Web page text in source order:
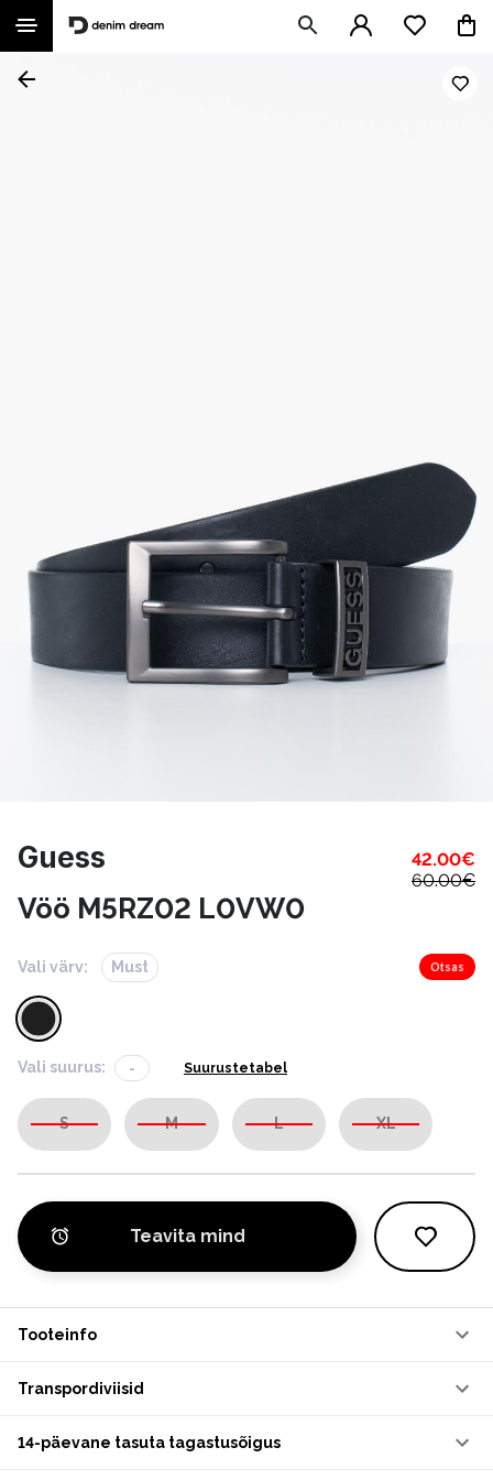
Guess 42.00€
60.00€
Vöö M5RZ02 L0VW0
Vali värv: Must Otsas
Vali suurus: - Suurustetabel
S M L XL
Teavita mind
Tooteinfo
Transpordiviisid
14-päevane tasuta tagastusõigus